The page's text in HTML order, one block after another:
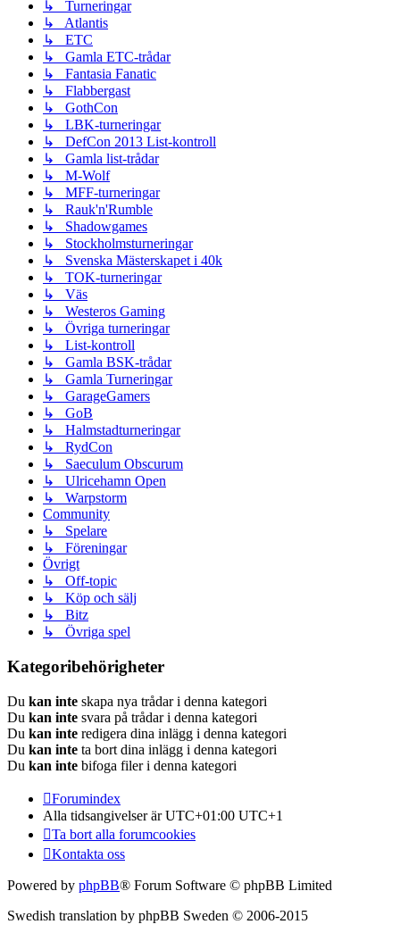
↳ Turneringar
↳ Atlantis
↳ ETC
↳ Gamla ETC-trådar
↳ Fantasia Fanatic
↳ Flabbergast
↳ GothCon
↳ LBK-turneringar
↳ DefCon 2013 List-kontroll
↳ Gamla list-trådar
↳ M-Wolf
↳ MFF-turneringar
↳ Rauk'n'Rumble
↳ Shadowgames
↳ Stockholmsturneringar
↳ Svenska Mästerskapet i 40k
↳ TOK-turneringar
↳ Väs
↳ Westeros Gaming
↳ Övriga turneringar
↳ List-kontroll
↳ Gamla BSK-trådar
↳ Gamla Turneringar
↳ GarageGamers
↳ GoB
↳ Halmstadturneringar
↳ RydCon
↳ Saeculum Obscurum
↳ Ulricehamn Open
↳ Warpstorm
Community
↳ Spelare
↳ Föreningar
Övrigt
↳ Off-topic
↳ Köp och sälj
↳ Bitz
↳ Övriga spel
Kategoribehörigheter
Du kan inte skapa nya trådar i denna kategori
Du kan inte svara på trådar i denna kategori
Du kan inte redigera dina inlägg i denna kategori
Du kan inte ta bort dina inlägg i denna kategori
Du kan inte bifoga filer i denna kategori
Forumindex
Alla tidsangivelser är UTC+01:00 UTC+1
Ta bort alla forumcookies
Kontakta oss
Powered by phpBB® Forum Software © phpBB Limited
Swedish translation by phpBB Sweden © 2006-2015